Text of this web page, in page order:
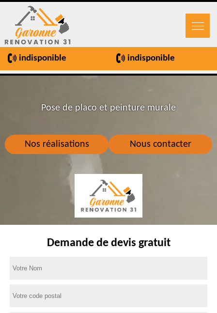
indisponible indisponible
Nos réalisations Nous contacter
Pose de placo et peinture murale
Demande de devis gratuit